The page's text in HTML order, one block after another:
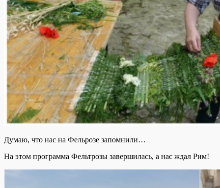
Думаю, что нас на Фельрозе запомнили…
На этом программа Фельтрозы завершилась, а нас ждал Рим!